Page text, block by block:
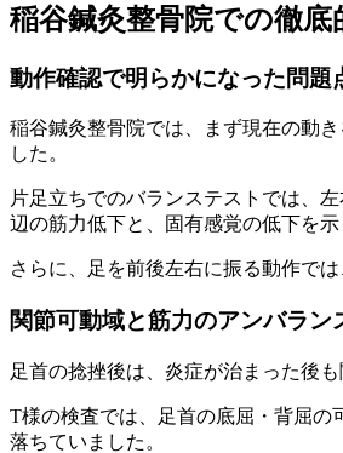
稲谷鍼灸整骨院での徹底
動作確認で明らかになった問題
稲谷鍼灸整骨院では、まず現在の動
した。
片足立ちでのバランステストでは、
辺の筋力低下と、固有感覚の低下を示
さらに、足を前後左右に振る動作で
関節可動域と筋力のアンバラン
足首の捻挫後は、炎症が治まった後
T様の検査では、足首の底屈・背屈の
落ちていました。